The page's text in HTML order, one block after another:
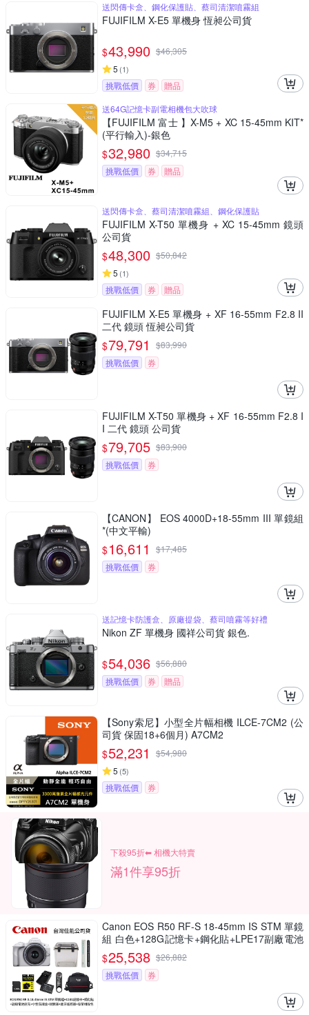
送閃傳卡盒、鋼化保護貼、蔡司清潔噴霧組
FUJIFILM X-E5 單機身 恆昶公司貨
$43,990 $46,305
5 (1)
挑戰低價 券
贈品
送64G記憶卡副電相機包大吹球
【FUJIFILM 富士 】X-M5 + XC 15-45mm KIT*
(平行輸入)-銀色
$32,980 $34,715
挑戰低價
券 贈品
送閃傳卡盒、蔡司清潔噴霧組、鋼化保護貼
FUJIFILM X-T50 單機身 + XC 15-45mm 鏡頭
公司貨
$48,300 $50,842
5 (1)
挑戰低價 券 贈品
FUJIFILM X-E5 單機身 + XF 16-55mm F2.8 II
二代 鏡頭 恆昶公司貨
$79,791 $83,990
挑戰低價
券
FUJIFILM X-T50 單機身 + XF 16-55mm F2.8 I
I 二代 鏡頭 公司貨
$79,705 $83,900
挑戰低價
券
【CANON】 EOS 4000D+18-55mm III 單鏡組
*(中文平輸)
$16,611 $17,485
挑戰低價
券
送記憶卡防護盒、原廠提袋、蔡司噴霧等好禮
Nikon ZF 單機身 國祥公司貨 銀色.
$54,036 $56,880
挑戰低價
券 贈品
【Sony索尼】小型全片幅相機 ILCE-7CM2 (公
司貨 保固18+6個月) A7CM2
$52,231 $54,980
5 (5)
挑戰低價 券
下殺95折⬅︎ 相機大特賣
滿1件享95折
Canon EOS R50 RF-S 18-45mm IS STM 單鏡
組 白色+128G記憶卡+鋼化貼+LPE17副廠電池
座充+小型防潮盒+SL-1拭鏡筆+藍牙遙控器+專
業相機包(公司貨)
$25,538 $26,882
挑戰低價
券